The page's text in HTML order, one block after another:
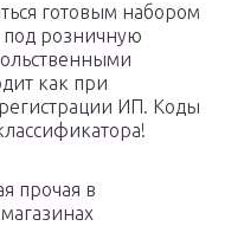
готовым набором
под розничную
как при
ИП. Коды
прочая в